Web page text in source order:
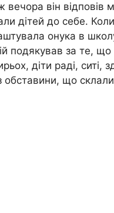
вечора він відповів
дітей до себе.
онука в
подякував за те,
діти раді, ситі,
обставини, що